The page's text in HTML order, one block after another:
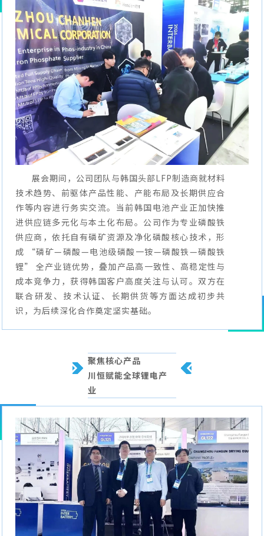
展会期间，公司团队与韩国头部LFP制造商就材料
技术趋势、前驱体产品性能、产能布局及长期供应合
作等内容进行务实交流。当前韩国电池产业正加快推
进供应链多元化与本土化布局。公司作为专业磷酸铁
供应商，依托自有磷矿资源及净化磷酸核心技术，形
成 “磷矿—磷酸—电池级磷酸一铵—磷酸铁—磷酸铁
锂” 全产业链优势，叠加产品高一致性、高稳定性与
成本竞争力，获得韩国客户高度关注与认可。双方在
联合研发、技术认证、长期供货等方面达成初步共
识，为后续深化合作奠定坚实基础。
聚焦核心产品
川恒赋能全球锂电产
业